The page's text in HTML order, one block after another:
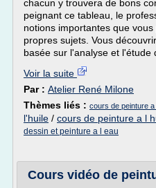
chacun y trouvera de bons
peignant ce tableau, le
notions importantes que
propres sujets. Vous
basée sur l'analyse et l'étude
Voir la suite
Par : Atelier René Milone
Thèmes liés : cours de peinture a
l'huile / cours de peinture a l
dessin et peinture a l eau
Cours vidéo de